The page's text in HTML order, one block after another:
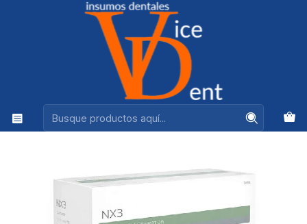
Ventas +56944575313
ADHESION Y RESTAURACION
CEMENTO RESINA NX 3 AUTOMIX DUAL CLEAR 5 GRS